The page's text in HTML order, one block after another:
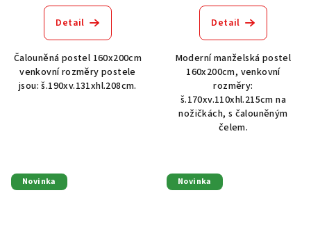
Detail
Čalouněná postel 160x200cm
venkovní rozměry postele
jsou: š.190xv.131xhl.208cm.
Detail
Moderní manželská postel
160x200cm, venkovní
rozměry:
š.170xv.110xhl.215cm na
nožičkách, s čalouněným
čelem.
Novinka Novinka